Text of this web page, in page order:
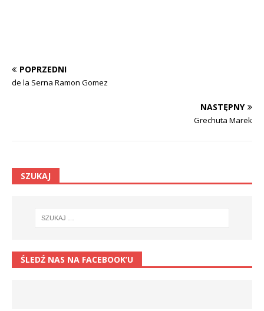
POPRZEDNI
de la Serna Ramon Gomez
NASTĘPNY
Grechuta Marek
SZUKAJ
ŚLEDŹ NAS NA FACEBOOK’U